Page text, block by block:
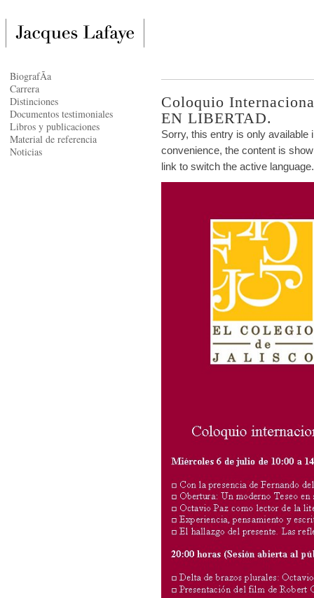
Coloquio
EN LIBERTAD.
Sorry, this entry is only available
convenience, the content is
link to switch the active language.
BiografÃ­a
Carrera
Distinciones
Documentos testimoniales
Libros y publicaciones
Material de referencia
Noticias